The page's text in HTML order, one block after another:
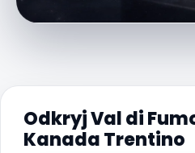
Odkryj Val di
Kanada Trentino